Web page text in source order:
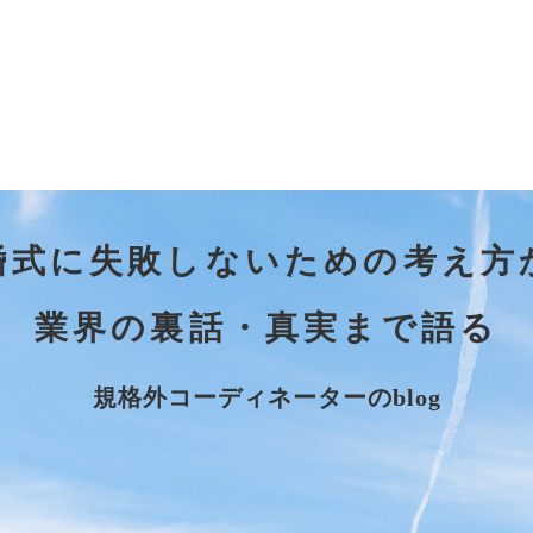
式に失敗しないための考え方
業界の裏話・真実まで語る
規格外コーディネーターのblog